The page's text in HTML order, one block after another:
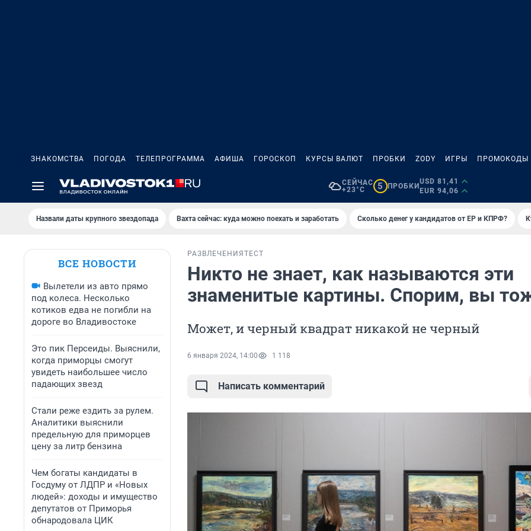
ЗНАКОМСТВА ПОГОДА ТЕЛЕПРОГРАММА АФИША ГОРОСКОП КУРСЫ ВАЛЮТ ПРОБКИ ZODY ИГРЫ ПРОМОКОДЫ
СЕЙЧАС
+23°C
5 ПРОБКИ
USD 81,41
EUR 94,06
Назвали даты крупного звездопада Вахта сейчас: куда можно поехать и заработать Сколько денег у кандидатов от ЕР и КПРФ?
ВСЕ НОВОСТИ
Вылетели из авто прямо
под колеса. Несколько
котиков едва не погибли на
дороге во Владивостоке
Это пик Персеиды. Выяснили,
когда приморцы смогут
увидеть наибольшее число
падающих звезд
Стали реже ездить за рулем.
Аналитики выяснили
предельную для приморцев
цену за литр бензина
Чем богаты кандидаты в
Госдуму от ЛДПР и «Новых
людей»: доходы и имущество
депутатов от Приморья
обнародовала ЦИК
РАЗВЛЕЧЕНИЯ ТЕСТ
Никто не знает, как называются эти
знаменитые картины. Спорим, вы
Может, и черный квадрат никакой не черный
6 января 2024, 14:00 1 118
Написать комментарий